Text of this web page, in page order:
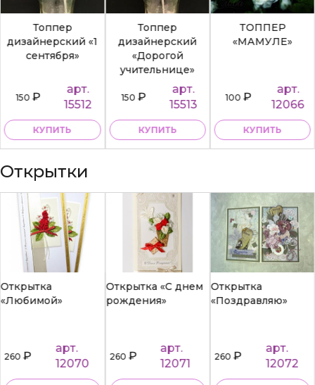
Топпер
дизайнерский «1
сентября»
150₽
арт.
15512
КУПИТЬ
Топпер
дизайнерский
«Дорогой
учительнице»
150₽
арт.
15513
КУПИТЬ
ТОППЕР
«МАМУЛЕ»
100₽
арт.
12066
КУПИТЬ
Открытки
Открытка
«Любимой»
260₽
арт.
12070
Открытка «С днем
рождения»
260₽
арт.
12071
Открытка
«Поздравляю»
260₽
арт.
12072